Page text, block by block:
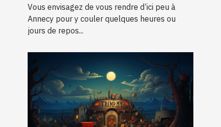
Annecy ?
Vous envisagez de vous rendre d’ici peu à
Annecy pour y couler quelques heures ou
jours de repos...